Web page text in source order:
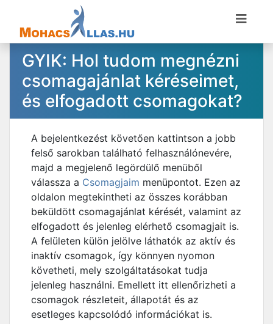
GYIK: Hol tudom megnézni
csomagajánlat kéréseimet,
és elfogadott csomagokat?
A bejelentkezést követően kattintson a jobb
felső sarokban található felhasználónevére,
majd a megjelenő legördülő menüből
válassza a Csomagjaim menüpontot. Ezen az
oldalon megtekintheti az összes korábban
beküldött csomagajánlat kérését, valamint az
elfogadott és jelenleg elérhető csomagjait is.
A felületen külön jelölve láthatók az aktív és
inaktív csomagok, így könnyen nyomon
követheti, mely szolgáltatásokat tudja
jelenleg használni. Emellett itt ellenőrizheti a
csomagok részleteit, állapotát és az
esetleges kapcsolódó információkat is.